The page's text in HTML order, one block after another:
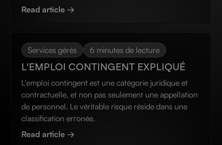
Read article →
Services gérés 6 minutes de lecture
L'EMPLOI CONTINGENT EXPLIQUÉ
L'emploi contingent est une catégorie juridique et
contractuelle, et non pas seulement une appellation
de personnel. Le véritable risque réside dans une
classification erronée.
Read article →